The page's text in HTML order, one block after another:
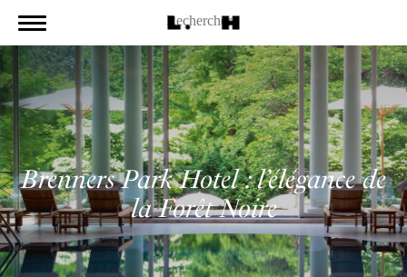
Brenners Park Hotel : l’élégance de
la Forêt Noire